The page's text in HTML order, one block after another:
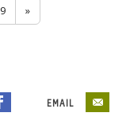
9 »
EMAIL